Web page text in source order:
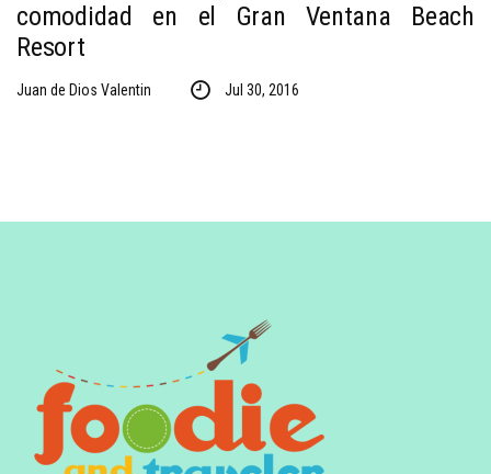
comodidad en el Gran Ventana Beach
Resort
Juan de Dios Valentin Jul 30, 2016